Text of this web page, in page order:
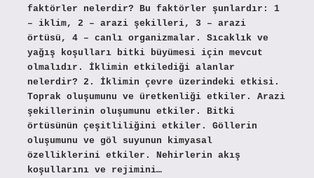
faktörler nelerdir? Bu faktörler şunlardır: 1
– iklim, 2 – arazi şekilleri, 3 – arazi
örtüsü, 4 – canlı organizmalar. Sıcaklık ve
yağış koşulları bitki büyümesi için mevcut
olmalıdır. İklimin etkilediği alanlar
nelerdir? 2. İklimin çevre üzerindeki etkisi.
Toprak oluşumunu ve üretkenliği etkiler. Arazi
şekillerinin oluşumunu etkiler. Bitki
örtüsünün çeşitliliğini etkiler. Göllerin
oluşumunu ve göl suyunun kimyasal
özelliklerini etkiler. Nehirlerin akış
koşullarını ve rejimini…